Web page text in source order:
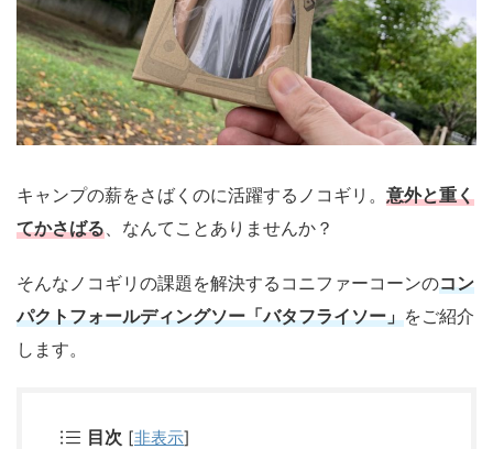
キャンプの薪をさばくのに活躍するノコギリ。 意外と重く
てかさばる 、なんてことありませんか？
そんなノコギリの課題を解決するコニファーコーンのコン
パクトフォールディングソー「バタフライソー」をご紹介
します。
目次 [非表示]